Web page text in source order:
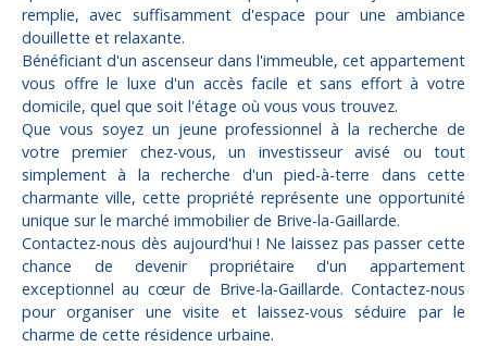
remplie, avec suffisamment d'espace pour une ambiance
douillette et relaxante.
Bénéficiant d'un ascenseur dans l'immeuble, cet appartement
vous offre le luxe d'un accès facile et sans effort à votre
domicile, quel que soit l'étage où vous vous trouvez.
Que vous soyez un jeune professionnel à la recherche de
votre premier chez-vous, un investisseur avisé ou tout
simplement à la recherche d'un pied-à-terre dans cette
charmante ville, cette propriété représente une opportunité
unique sur le marché immobilier de Brive-la-Gaillarde.
Contactez-nous dès aujourd'hui ! Ne laissez pas passer cette
chance de devenir propriétaire d'un appartement
exceptionnel au cœur de Brive-la-Gaillarde. Contactez-nous
pour organiser une visite et laissez-vous séduire par le
charme de cette résidence urbaine.